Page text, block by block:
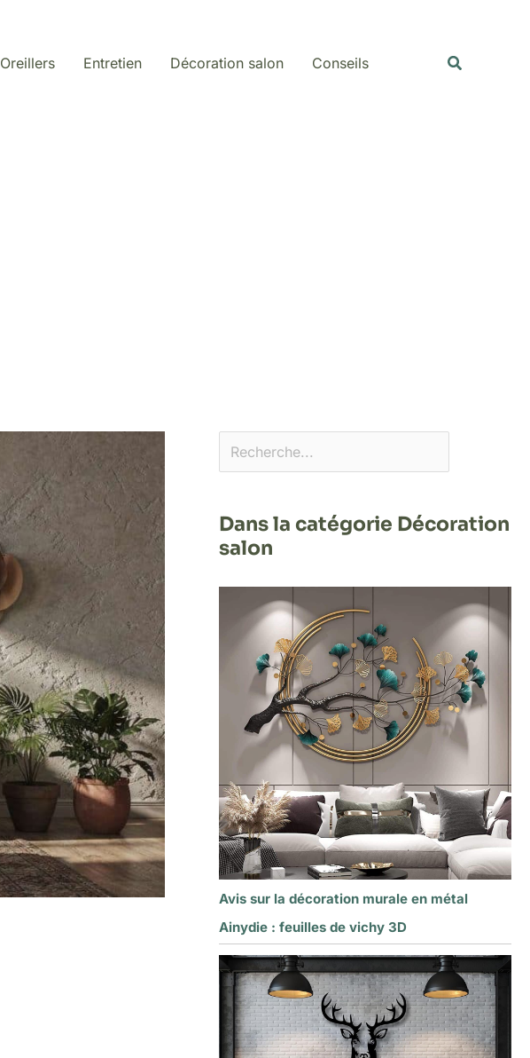
Oreillers Entretien Décoration salon Conseils
Dans la catégorie Décoration
salon
Avis sur la décoration murale en métal
Ainydie : feuilles de vichy 3D